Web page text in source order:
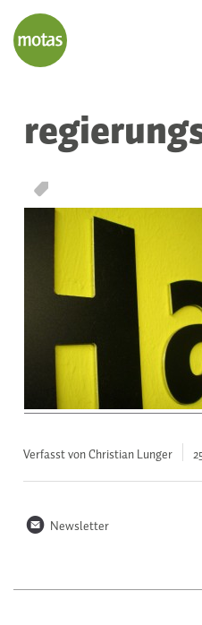
T
Verfasst von Christian Lunger
n Newsletter